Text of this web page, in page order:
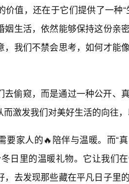
价值，还在于它们提供了一种
姻生活，依然能够保持这份亲
我们不禁会思考，如何才能
去偷窥，而是通过一种公开、
激发我们对美好生活的向往，
要家人的🔥陪伴与温暖。而“
日里的温暖礼物。它让我们
，去发现那些藏在平凡日子里